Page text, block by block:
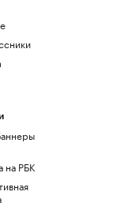
на РБК